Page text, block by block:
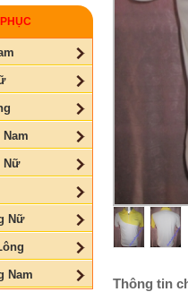
Nữ
Nữ
Nam
Thông tin